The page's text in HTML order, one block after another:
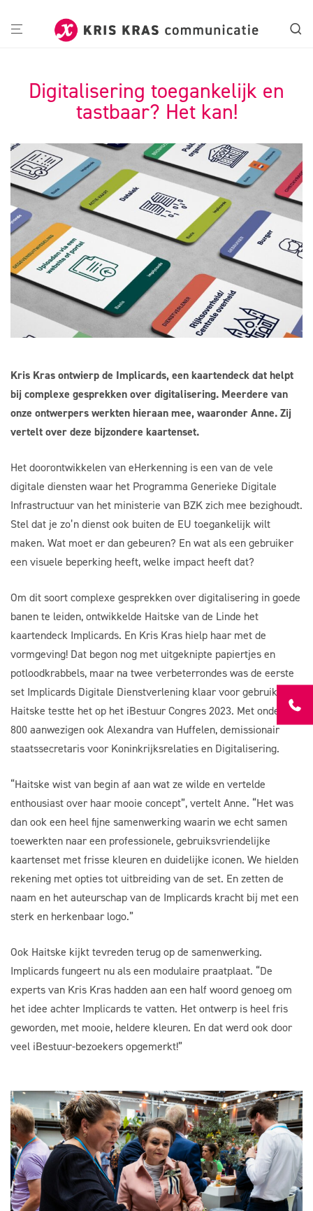
Digitalisering toegankelijk en
tastbaar? Het kan!
Kris Kras ontwierp de Implicards, een kaartendeck dat helpt
bij complexe gesprekken over digitalisering. Meerdere van
onze ontwerpers werkten hieraan mee, waaronder Anne. Zij
vertelt over deze bijzondere kaartenset.
Het doorontwikkelen van eHerkenning is een van de vele
digitale diensten waar het Programma Generieke Digitale
Infrastructuur van het ministerie van BZK zich mee bezighoudt.
Stel dat je zo’n dienst ook buiten de EU toegankelijk wilt
maken. Wat moet er dan gebeuren? En wat als een gebruiker
een visuele beperking heeft, welke impact heeft dat?
Om dit soort complexe gesprekken over digitalisering in goede
banen te leiden, ontwikkelde Haitske van de Linde het
kaartendeck Implicards. En Kris Kras hielp haar met de
vormgeving! Dat begon nog met uitgeknipte papiertjes en
potloodkrabbels, maar na twee verbeterrondes was de eerste
set Implicards Digitale Dienstverlening klaar voor gebruik.
Haitske testte het op het iBestuur Congres 2023. Met onder de
800 aanwezigen ook Alexandra van Huffelen, demissionair
staatssecretaris voor Koninkrijksrelaties en Digitalisering.
“Haitske wist van begin af aan wat ze wilde en vertelde
enthousiast over haar mooie concept”, vertelt Anne. “Het was
dan ook een heel fijne samenwerking waarin we echt samen
toewerkten naar een professionele, gebruiksvriendelijke
kaartenset met frisse kleuren en duidelijke iconen. We hielden
rekening met opties tot uitbreiding van de set. En zetten de
naam en het auteurschap van de Implicards kracht bij met een
sterk en herkenbaar logo.”
Ook Haitske kijkt tevreden terug op de samenwerking.
Implicards fungeert nu als een modulaire praatplaat. “De
experts van Kris Kras hadden aan een half woord genoeg om
het idee achter Implicards te vatten. Het ontwerp is heel fris
geworden, met mooie, heldere kleuren. En dat werd ook door
veel iBestuur-bezoekers opgemerkt!”